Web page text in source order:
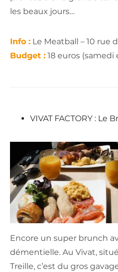
les beaux jours…
Info : Le Meatball – 10 rue
Budget : 18 euros
VIVAT FACTORY : Le
Encore un super brunch
démentielle. Au Vivat,
Treille, c’est du gros